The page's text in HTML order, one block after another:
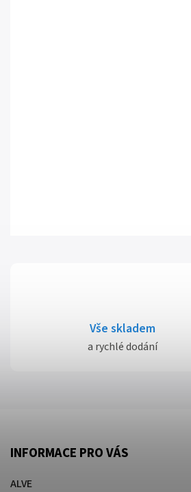
Vše skladem
a rychlé dodání
INFORMACE PRO VÁS
ALVE